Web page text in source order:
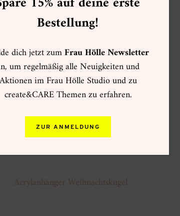
Acrylanhänger Weihnachtskugel
Bestellung!
dich jetzt zumFrau Hölle Newsletter
um regelmäßig alle Neuigkeiten und
im Frau Hölle Studio und zu
create&CARE Themen zu erfahren.
ZUR ANMELDUNG